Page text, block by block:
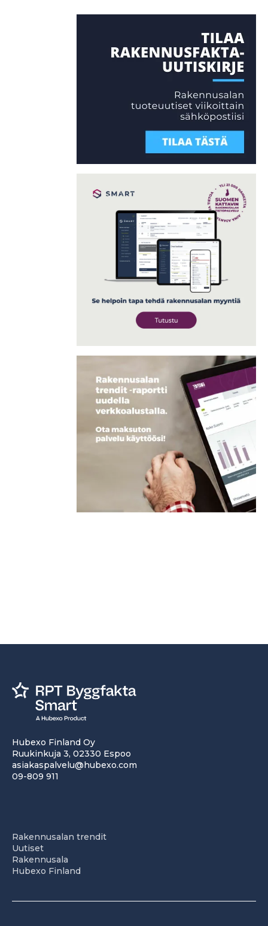
Hubexo Finland Oy
Ruukinkuja 3, 02330 Espoo
asiakaspalvelu@hubexo.com
09-809 911
Rakennusalan trendit
Uutiset
Rakennusala
Hubexo Finland